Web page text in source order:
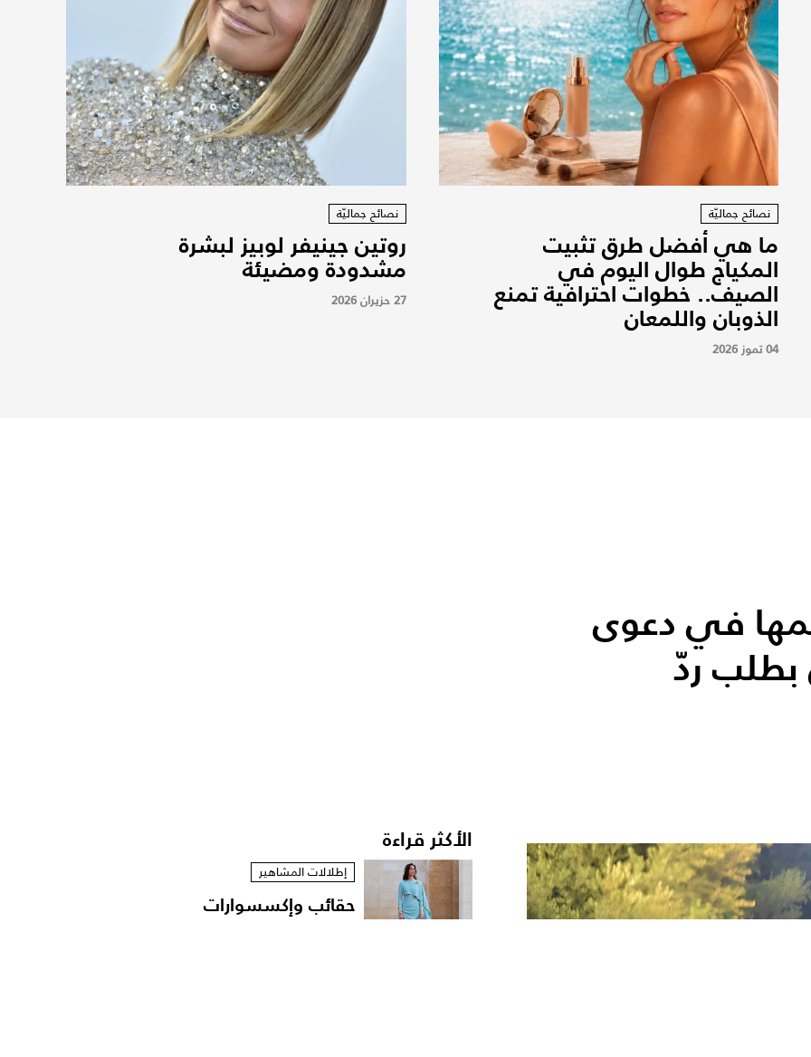
نصائح جماليّة
ما هي أفضل طرق تثبيت
المكياج طوال اليوم في
الصيف.. خطوات احترافية تمنع
الذوبان واللمعان
04 تموز 2026
نصائح جماليّة
روتين جينيفر لوبيز لبشرة
مشدودة ومضيئة
27 حزيران 2026
في دعوى
ردّ
الأكثر قراءة
إطلالات المشاهير
حقائب وإكسسوارات